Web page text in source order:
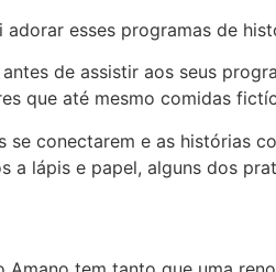
esses programas de
de assistir aos seus
que até mesmo comidas
se conectarem e as histórias
a lápis e papel, alguns dos